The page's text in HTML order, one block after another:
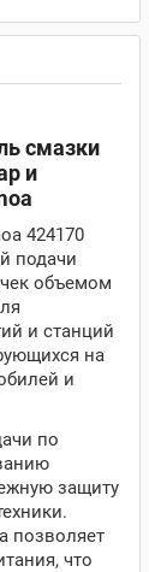
смазки
и
424170
подачи
объемом
и станций
на
и
по
защиту
позволяет
что